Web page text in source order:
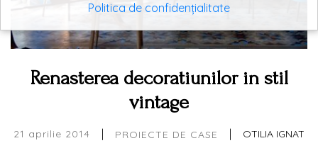
Renasterea decoratiunilor in stil
vintage
21 aprilie 2014 | PROIECTE DE CASE | OTILIA IGNAT
Politica de confidențialitate